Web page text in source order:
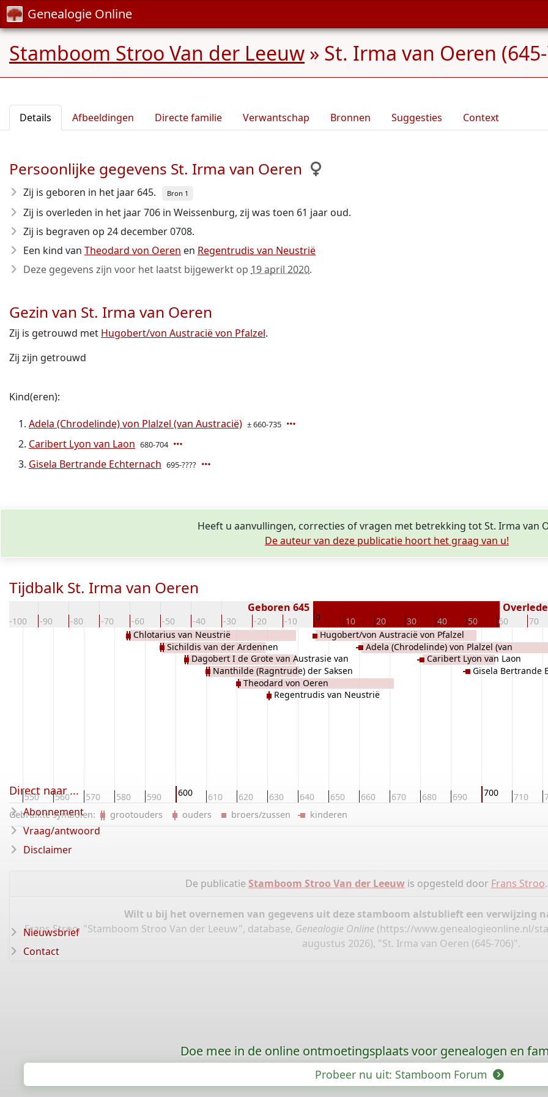
Genealogie Online
Stamboom Stroo Van der Leeuw » St. Irma van Oeren
Details Afbeeldingen Directe familie Verwantschap Bronnen Suggesties Context
Persoonlijke gegevens St. Irma van Oeren
Zij is geboren in het jaar 645. Bron 1
Zij is overleden in het jaar 706 in Weissenburg, zij was toen 61 jaar oud.
Zij is begraven op 24 december 0708.
Een kind van Theodard von Oeren en Regentrudis van Neustrië
Deze gegevens zijn voor het laatst bijgewerkt op 19 april 2020.
Gezin van St. Irma van Oeren
Zij is getrouwd met Hugobert/von Austracië von Pfalzel.
Zij zijn getrouwd
Kind(eren):
Adela (Chrodelinde) von Plalzel (van Austracië) ± 660-735
Caribert Lyon van Laon 680-704
Gisela Bertrande Echternach 695-????
Heeft u aanvullingen, correcties of vragen met betrekking tot St. Irma van
De auteur van deze publicatie hoort het graag van u!
Tijdbalk St. Irma van Oeren
-100 -90 -80 -70 -60 -50 -40 -30 -20 -10 0 10 20 30 40 50 60 70
Geboren 645
550 560 570 580 590 600 610 620 630 640 650 660 670 680 690 700 710
Chlotarius van Neustrië
Sichildis van der Ardennen
Dagobert I de Grote van Austrasie van
Neustrie, der Merovingen
Nanthilde (Ragntrude) der Saksen
Theodard von Oeren
Regentrudis van Neustrië
Hugobert/von Austracië von Pfalzel
Adela (Chrodelinde) von Plalzel (van
Caribert Lyon van Laon
Gisela Bertrande
Gebruikte symbolen: grootouders ouders broers/zussen kinderen
De publicatie Stamboom Stroo Van der Leeuwis opgesteld door Frans Stroo.
Wilt u bij het overnemen van gegevens uit deze stamboom alstublieft een verwijzing
Frans Stroo, "Stamboom Stroo Van der Leeuw", database, Genealogie Online (https://www.genealogieonline.nl/
augustus 2026), "St. Irma van Oeren (645-706)".
Direct naar ...
Abonnement
Vraag/antwoord
Disclaimer
Nieuwsbrief
Contact
Doe mee in de online ontmoetingsplaats voor genealogen en
Probeer nu uit: Stamboom Forum